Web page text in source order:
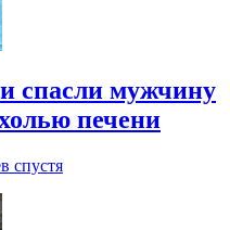
спасли мужчину
печени
спустя